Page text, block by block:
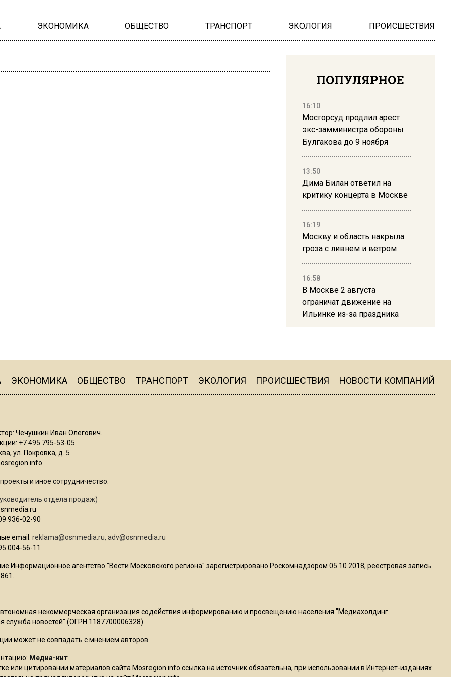
ЭКОНОМИКА ОБЩЕСТВО ТРАНСПОРТ ЭКОЛОГИЯ ПРОИСШЕСТВИЯ
ПОПУЛЯРНОЕ
16:10
Мосгорсуд продлил арест
экс-замминистра обороны
Булгакова до 9 ноября
13:50
Дима Билан ответил на
критику концерта в Москве
16:19
Москву и область накрыла
гроза с ливнем и ветром
16:58
В Москве 2 августа
ограничат движение на
Ильинке из-за праздника
Telegram после обвинений
Роман Терюшков назвал
ЭКОНОМИКА ОБЩЕСТВО ТРАНСПОРТ ЭКОЛОГИЯ ПРОИСШЕСТВИЯ НОВОСТИ КОМПАНИЙ
Чечушкин Иван Олегович.
+7 495 795-53-05
ул. Покровка, д. 5
и иное сотрудничество:
отдела продаж)
936-02-90
email: reklama@osnmedia.ru, adv@osnmedia.ru
004-56-11
Информационное агентство "Вести Московского региона" зарегистрировано Роскомнадзором 05.10.2018, реестровая запись
некоммерческая организация содействия информированию и просвещению населения "Медиахолдинг
служба новостей" (ОГРН 1187700006328).
может не совпадать с мнением авторов.
Медиа-кит
или цитировании материалов сайта Mosregion.info ссылка на источник обязательна, при использовании в Интернет-изданиях